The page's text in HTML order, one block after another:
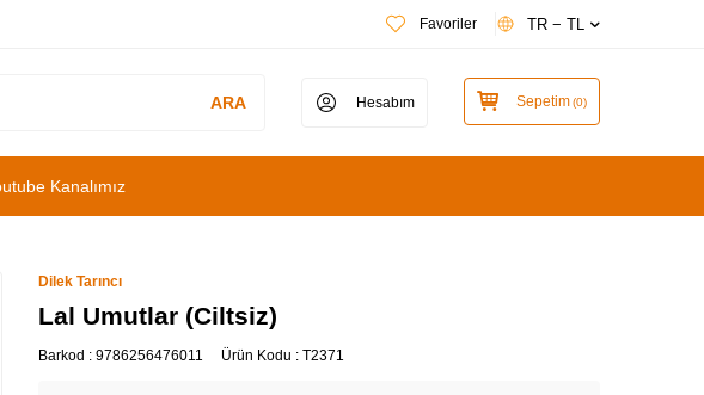
Favoriler TR − TL
ARA Hesabım Sepetim(0)
Kanalımız
Dilek Tarıncı
Lal Umutlar (Ciltsiz)
Barkod : 9786256476011 Ürün Kodu : T2371